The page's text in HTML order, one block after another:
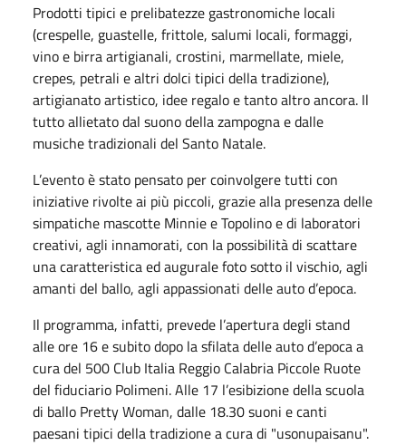
Prodotti tipici e prelibatezze gastronomiche locali
(crespelle, guastelle, frittole, salumi locali, formaggi,
vino e birra artigianali, crostini, marmellate, miele,
crepes, petrali e altri dolci tipici della tradizione),
artigianato artistico, idee regalo e tanto altro ancora. Il
tutto allietato dal suono della zampogna e dalle
musiche tradizionali del Santo Natale.
L’evento è stato pensato per coinvolgere tutti con
iniziative rivolte ai più piccoli, grazie alla presenza delle
simpatiche mascotte Minnie e Topolino e di laboratori
creativi, agli innamorati, con la possibilità di scattare
una caratteristica ed augurale foto sotto il vischio, agli
amanti del ballo, agli appassionati delle auto d’epoca.
Il programma, infatti, prevede l’apertura degli stand
alle ore 16 e subito dopo la sfilata delle auto d’epoca a
cura del 500 Club Italia Reggio Calabria Piccole Ruote
del fiduciario Polimeni. Alle 17 l’esibizione della scuola
di ballo Pretty Woman, dalle 18.30 suoni e canti
paesani tipici della tradizione a cura di "usonupaisanu".